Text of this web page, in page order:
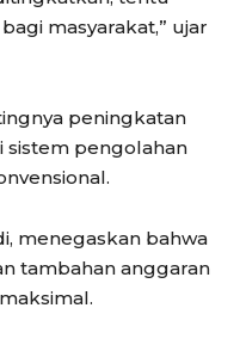
masyarakat,” ujar
peningkatan
pengolahan
menegaskan bahwa
tambahan anggaran